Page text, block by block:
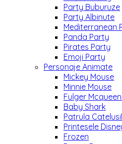
Party Buburuze
Party Albinute
Mediterranean
Panda Party
Pirates Party
Emoji Party
Personaje Animate
Mickey Mouse
Minnie Mouse
Fulger
Baby Shark
Patrula
Printesele
Frozen